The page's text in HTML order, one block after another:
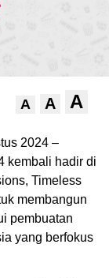
A A A
2024 –
kembali hadir di
Timeless
membangun
pembuatan
yang berfokus